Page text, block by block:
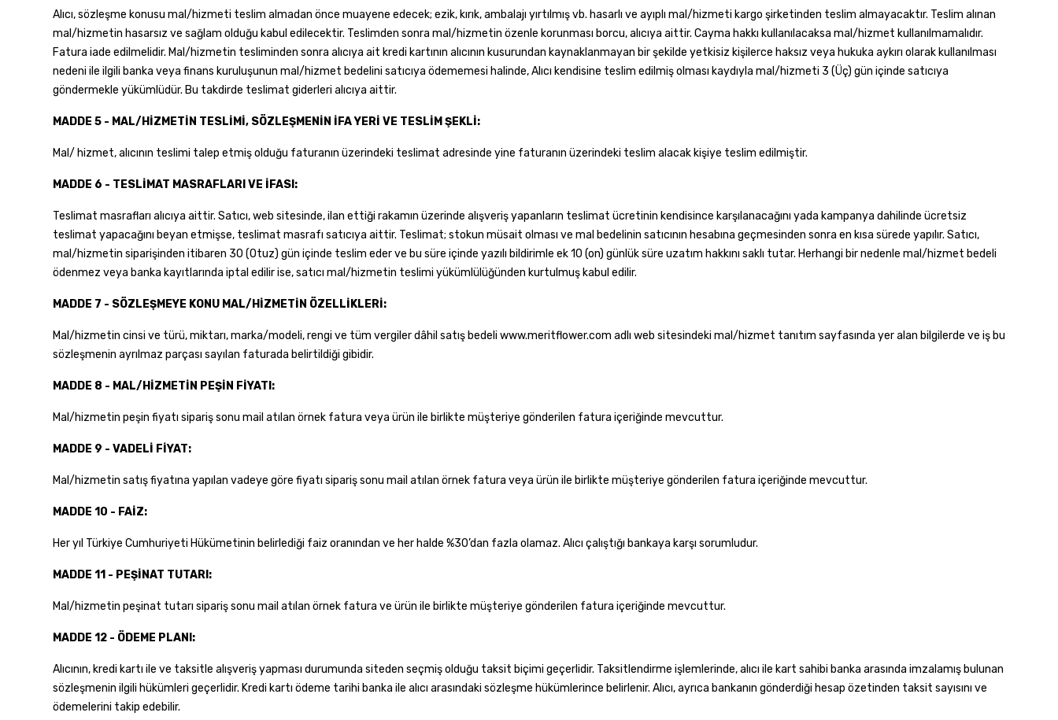
Alıcı, sözleşme konusu mal/hizmeti teslim almadan önce muayene edecek; ezik, kırık, ambalajı yırtılmış vb. hasarlı ve ayıplı mal/hizmeti kargo şirketinden teslim almayacaktır. Teslim alınan
mal/hizmetin hasarsız ve sağlam olduğu kabul edilecektir. Teslimden sonra mal/hizmetin özenle korunması borcu, alıcıya aittir. Cayma hakkı kullanılacaksa mal/hizmet kullanılmamalıdır.
Fatura iade edilmelidir. Mal/hizmetin tesliminden sonra alıcıya ait kredi kartının alıcının kusurundan kaynaklanmayan bir şekilde yetkisiz kişilerce haksız veya hukuka aykırı olarak kullanılması
nedeni ile ilgili banka veya finans kuruluşunun mal/hizmet bedelini satıcıya ödememesi halinde, Alıcı kendisine teslim edilmiş olması kaydıyla mal/hizmeti 3 (Üç) gün içinde satıcıya
göndermekle yükümlüdür. Bu takdirde teslimat giderleri alıcıya aittir.
MADDE 5 - MAL/HİZMETİN TESLİMİ, SÖZLEŞMENİN İFA YERİ VE TESLİM ŞEKLİ:
Mal/ hizmet, alıcının teslimi talep etmiş olduğu faturanın üzerindeki teslimat adresinde yine faturanın üzerindeki teslim alacak kişiye teslim edilmiştir.
MADDE 6 - TESLİMAT MASRAFLARI VE İFASI:
Teslimat masrafları alıcıya aittir. Satıcı, web sitesinde, ilan ettiği rakamın üzerinde alışveriş yapanların teslimat ücretinin kendisince karşılanacağını yada kampanya dahilinde ücretsiz
teslimat yapacağını beyan etmişse, teslimat masrafı satıcıya aittir. Teslimat; stokun müsait olması ve mal bedelinin satıcının hesabına geçmesinden sonra en kısa sürede yapılır. Satıcı,
mal/hizmetin siparişinden itibaren 30 (Otuz) gün içinde teslim eder ve bu süre içinde yazılı bildirimle ek 10 (on) günlük süre uzatım hakkını saklı tutar. Herhangi bir nedenle mal/hizmet bedeli
ödenmez veya banka kayıtlarında iptal edilir ise, satıcı mal/hizmetin teslimi yükümlülüğünden kurtulmuş kabul edilir.
MADDE 7 - SÖZLEŞMEYE KONU MAL/HİZMETİN ÖZELLİKLERİ:
Mal/hizmetin cinsi ve türü, miktarı, marka/modeli, rengi ve tüm vergiler dâhil satış bedeli www.meritflower.com adlı web sitesindeki mal/hizmet tanıtım sayfasında yer alan bilgilerde ve iş bu
sözleşmenin ayrılmaz parçası sayılan faturada belirtildiği gibidir.
MADDE 8 - MAL/HİZMETİN PEŞİN FİYATI:
Mal/hizmetin peşin fiyatı sipariş sonu mail atılan örnek fatura veya ürün ile birlikte müşteriye gönderilen fatura içeriğinde mevcuttur.
MADDE 9 - VADELİ FİYAT:
Mal/hizmetin satış fiyatına yapılan vadeye göre fiyatı sipariş sonu mail atılan örnek fatura veya ürün ile birlikte müşteriye gönderilen fatura içeriğinde mevcuttur.
MADDE 10 - FAİZ:
Her yıl Türkiye Cumhuriyeti Hükümetinin belirlediği faiz oranından ve her halde %30’dan fazla olamaz. Alıcı çalıştığı bankaya karşı sorumludur.
MADDE 11 - PEŞİNAT TUTARI:
Mal/hizmetin peşinat tutarı sipariş sonu mail atılan örnek fatura ve ürün ile birlikte müşteriye gönderilen fatura içeriğinde mevcuttur.
MADDE 12 - ÖDEME PLANI:
Alıcının, kredi kartı ile ve taksitle alışveriş yapması durumunda siteden seçmiş olduğu taksit biçimi geçerlidir. Taksitlendirme işlemlerinde, alıcı ile kart sahibi banka arasında imzalamış bulunan
sözleşmenin ilgili hükümleri geçerlidir. Kredi kartı ödeme tarihi banka ile alıcı arasındaki sözleşme hükümlerince belirlenir. Alıcı, ayrıca bankanın gönderdiği hesap özetinden taksit sayısını ve
ödemelerini takip edebilir.